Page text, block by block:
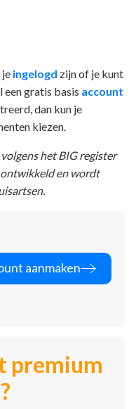
ingelogd zijn of je kunt
gratis basis account
dan kun je
kiezen.
het BIG register
en wordt
aanmaken
premium